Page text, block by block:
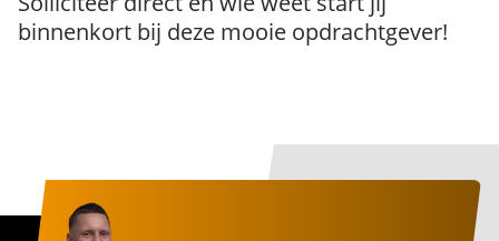
binnenkort bij deze mooie opdrachtgever!